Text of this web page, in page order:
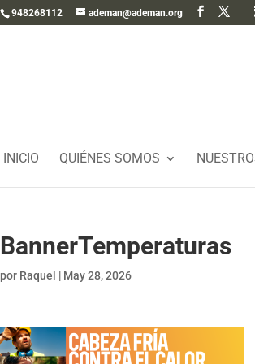
948268112 ademan@ademan.org
INICIO QUIÉNES SOMOS
BannerTemperaturas
por Raquel | May 28, 2026